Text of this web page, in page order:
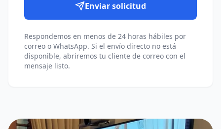
Enviar solicitud
Respondemos en menos de 24 horas hábiles por
correo o WhatsApp. Si el envío directo no está
disponible, abriremos tu cliente de correo con el
mensaje listo.